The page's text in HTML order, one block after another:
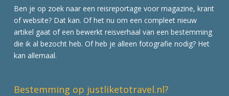
Ben je op zoek naar een reisreportage voor magazine, krant
of website? Dat kan. Of het nu om een compleet nieuw
artikel gaat of een bewerkt reisverhaal van een bestemming
die ik al bezocht heb. Of heb je alleen fotografie nodig? Het
kan allemaal.
Bestemming op justliketotravel.nl?